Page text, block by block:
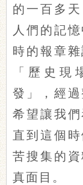
的一百多
人們的記
時的報章
「歷史現
發」，經
希望讓我
直到這個
苦搜集的
真面目。